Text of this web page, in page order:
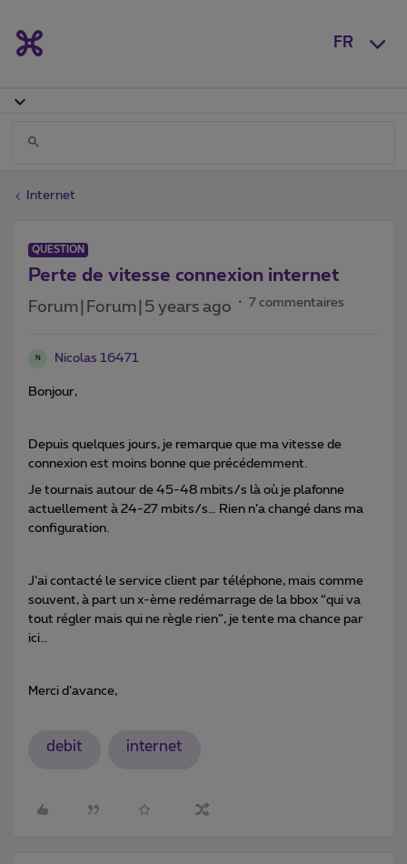
FR
Internet
QUESTION
Perte de vitesse connexion internet
Forum|Forum|5 years ago 7 commentaires
N Nicolas 16471
Bonjour,
Depuis quelques jours, je remarque que ma vitesse de
connexion est moins bonne que précédemment.
Je tournais autour de 45-48 mbits/s là où je plafonne
actuellement à 24-27 mbits/s… Rien n’a changé dans ma
configuration.
J’ai contacté le service client par téléphone, mais comme
souvent, à part un x-ème redémarrage de la bbox “qui va
tout régler mais qui ne règle rien”, je tente ma chance par
ici…
Merci d’avance,
debit internet